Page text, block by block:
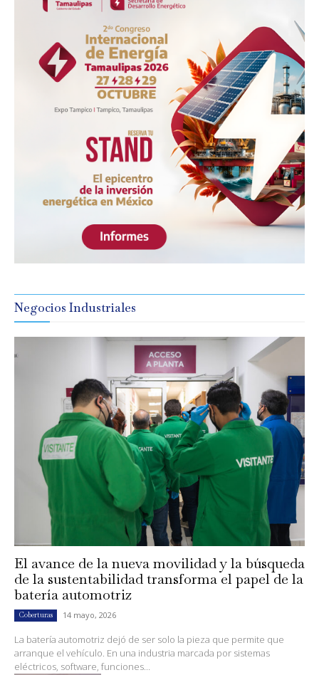
Negocios Industriales
El avance de la nueva movilidad y la búsqueda
de la sustentabilidad transforma el papel de la
batería automotriz
Coberturas 14 mayo, 2026
La batería automotriz dejó de ser solo la pieza que permite que
arranque el vehículo. En una industria marcada por sistemas
eléctricos, software, funciones...